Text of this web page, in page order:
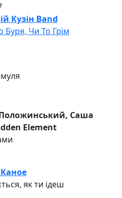
Кузін Band
Буря, Чи То Грiм
Саша
Element
як ти ідеш